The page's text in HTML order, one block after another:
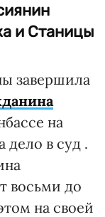
и Станицы
завершила
на
дело в суд .
восьми до
на своей